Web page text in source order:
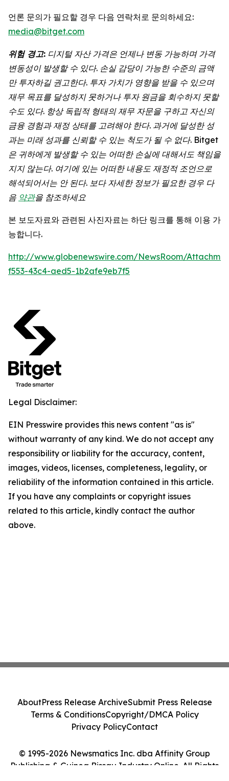
언론 문의가 필요할 경우 다음 연락처로 문의하세요:
media@bitget.com
위험 경고: 디지털 자산 가격은 언제나 변동 가능하며 가격
변동성이 발생할 수 있다. 손실 감당이 가능한 수준의 금액
만 투자하길 권고한다. 투자 가치가 영향을 받을 수 있으며
재무 목표를 달성하지 못하거나 투자 원금을 회수하지 못할
수도 있다. 항상 독립적 형태의 재무 자문을 구하고 자신의
금융 경험과 재정 상태를 고려해야 한다. 과거에 달성한 성
과는 미래 성과를 신뢰할 수 있는 척도가 될 수 없다. Bitget
은 귀하에게 발생할 수 있는 어떠한 손실에 대해서도 책임을
지지 않는다. 여기에 있는 어떠한 내용도 재정적 조언으로
해석되어서는 안 된다. 보다 자세한 정보가 필요한 경우 다
음 약관을 참조하세요
본 보도자료와 관련된 사진자료는 하단 링크를 통해 이용 가
능합니다.
http://www.globenewswire.com/NewsRoom/
f553-43c4-aed5-1b2afe9eb7f5
Legal Disclaimer:
EIN Presswire provides this news content "as is"
without warranty of any kind. We do not accept any
responsibility or liability for the accuracy, content,
images, videos, licenses, completeness, legality, or
reliability of the information contained in this article.
If you have any complaints or copyright issues
related to this article, kindly contact the author
above.
© 1995-2026 Newsmatics Inc. dba Affinity Group
Publishing & Guinea Bissau Industry Online. All Rights
AboutPress Release ArchiveSubmit Press Release
Terms & ConditionsCopyright/DMCA Policy
Privacy PolicyContact